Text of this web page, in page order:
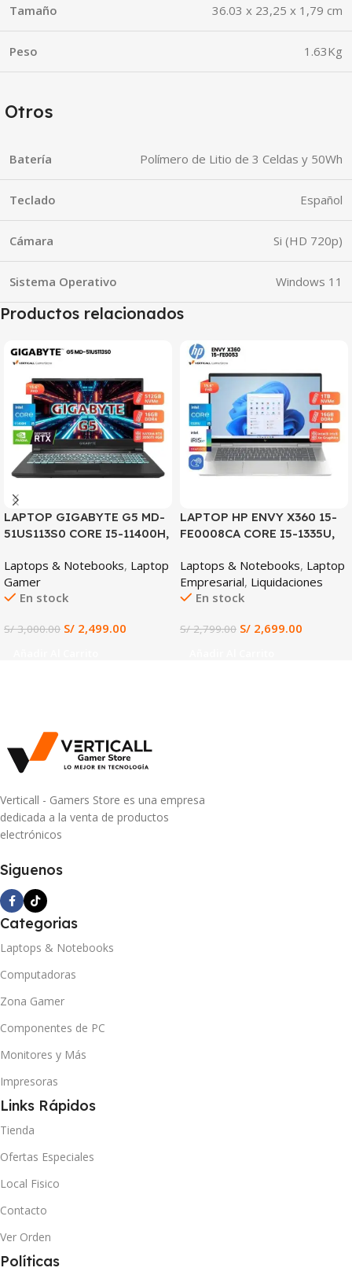
Tamaño 36.03 x 23,25 x 1,79 cm
Peso 1.63Kg
Otros
Batería Polímero de Litio de 3 Celdas y 50Wh
Teclado Español
Cámara Si (HD 720p)
Sistema Operativo Windows 11
Productos relacionados
SALE
LAPTOP GIGABYTE G5 MD-
51US113S0 CORE I5-11400H,
DDR4, 512GB SSD, 15.6″ FHD
144HZ
Laptops & Notebooks, Laptop
Gamer
En stock
S/3,000.00 S/ 2,499.00
SALE
LAPTOP HP ENVY X360 15-
FE0008CA CORE I5-1335U,
FHD
Laptops & Notebooks, Laptop
Empresarial, Liquidaciones
En stock
S/2,799.00 S/ 2,699.00
Verticall - Gamers Store es una empresa
dedicada a la venta de productos
electrónicos
Siguenos
Categorias
Laptops & Notebooks
Computadoras
Zona Gamer
Componentes de PC
Monitores y Más
Impresoras
Links Rápidos
Tienda
Ofertas Especiales
Local Fisico
Contacto
Ver Orden
Políticas